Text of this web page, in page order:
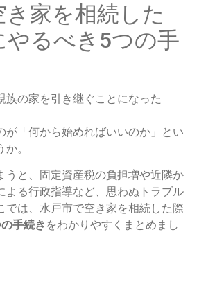
家を相続した
やるべき5つの手
族の家を引き継ぐことになった
が「何から始めればいいのか」とい
。
うと、固定資産税の負担増や近隣か
よる行政指導など、思わぬトラブル
では、水戸市で空き家を相続した際
手続き をわかりやすくまとめまし